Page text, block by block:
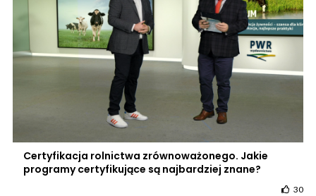
Certyfikacja rolnictwa zrównoważonego. Jakie
programy certyfikujące są najbardziej znane?
30